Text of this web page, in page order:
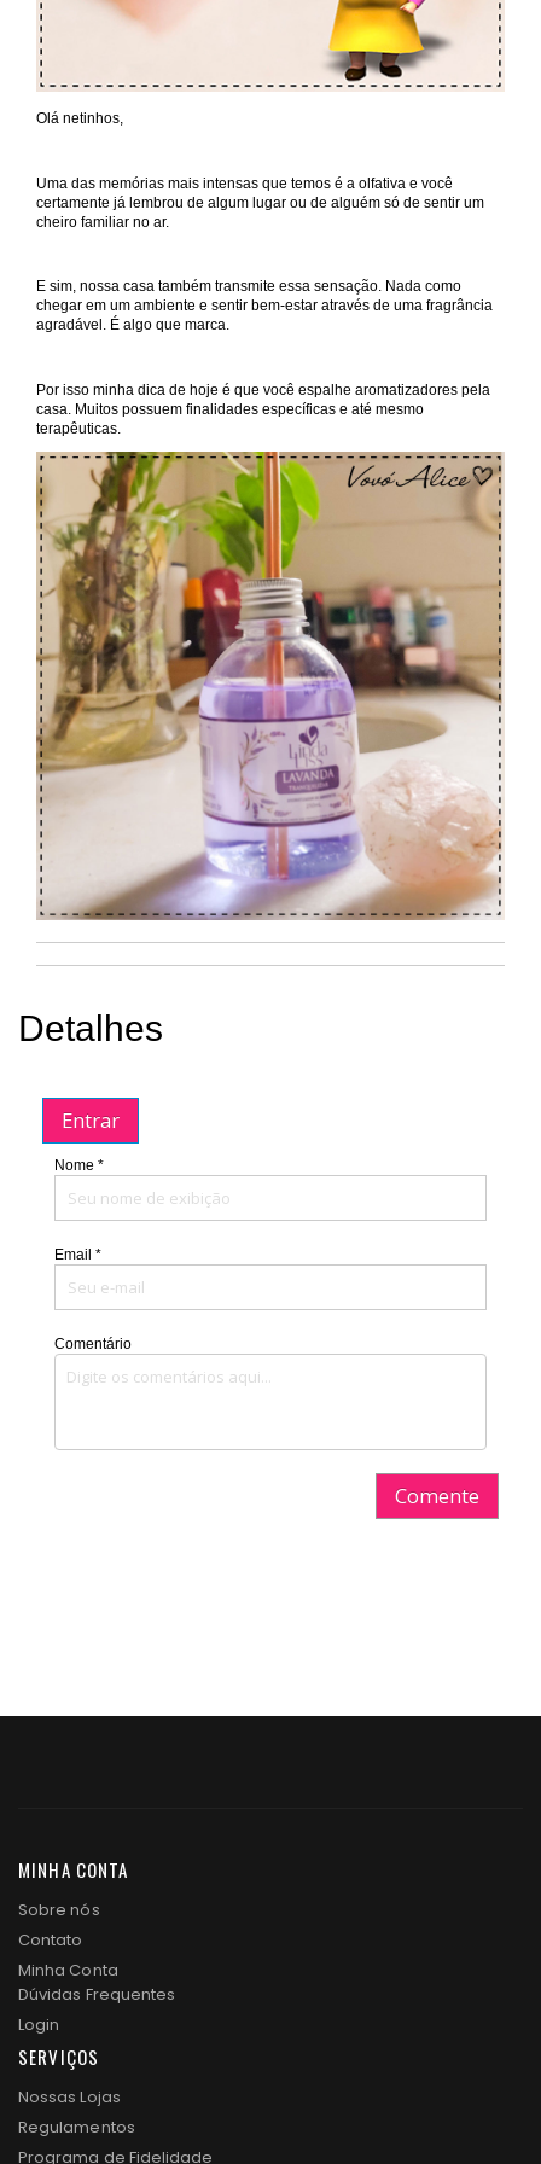
Olá netinhos,
Uma das memórias mais intensas que temos é a olfativa e você
certamente já lembrou de algum lugar ou de alguém só de sentir um
cheiro familiar no ar.
E sim, nossa casa também transmite essa sensação. Nada como
chegar em um ambiente e sentir bem-estar através de uma fragrância
agradável. É algo que marca.
Por isso minha dica de hoje é que você espalhe aromatizadores pela
casa. Muitos possuem finalidades específicas e até mesmo
terapêuticas.
Detalhes
Entrar
Nome *
Email *
Comentário
Comente
MINHA CONTA
Sobre nós
Contato
Minha Conta
Dúvidas Frequentes
Login
SERVIÇOS
Nossas Lojas
Regulamentos
Programa de Fidelidade